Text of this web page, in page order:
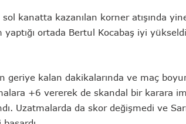
kanatta kazanılan korner atışında
yaptığı ortada Bertul Kocabaş iyi
geriye kalan dakikalarında ve maç
+6 vererek de skandal bir karara
Uzatmalarda da skor değişmedi ve